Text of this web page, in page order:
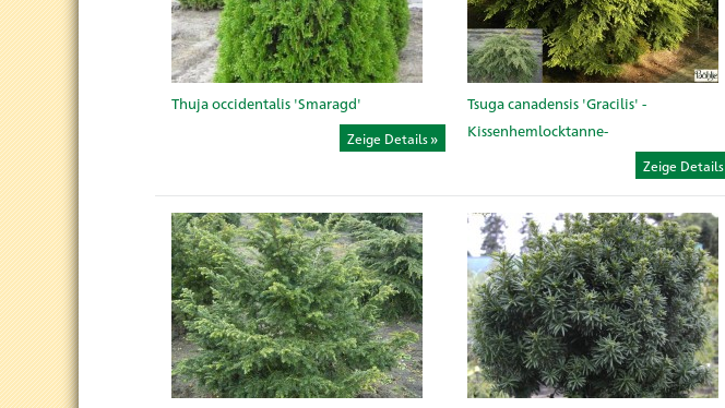
Thuja occidentalis 'Smaragd'
Zeige Details
Tsuga canadensis 'Gracilis' -
Kissenhemlocktanne-
Zeige Details